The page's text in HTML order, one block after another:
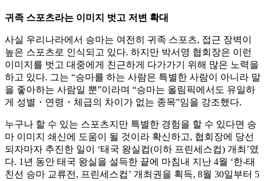
귀족 스포츠라는 이미지 벗고 저변 확대
사실 우리나라에서 승마는 여전히 귀족 스포츠, 접근 장벽이
높은 스포츠로 인식되고 있다. 하지만 박서영 협회장은 이런
이미지를 벗고 대중에게 친근하게 다가가기 위해 많은 노력을
하고 있다. 그는 “승마를 하는 사람은 특별한 사람이 아니라 말
을 좋아하는 사람일 뿐”이라며 “승마는 올림픽에서도 유일하
게 성별・연령・체급의 차이가 없는 종목”임을 강조했다.
누구나 할 수 있는 스포츠지만 특별한 경험을 할 수 있다면 승
마 이미지 쇄신에 도움이 될 것이라 확신하고, 협회장에 당선
되자마자 추진한 일이 ‘태국 왕실컵(이하 프린세스컵) 개최’였
다. 1년 동안 태국 왕실을 설득한 끝에 마침내 지난 4월 ‘한-태
친선 승마 교류전, 프린세스컵’ 개최권을 획득, 8월 30일부터 5